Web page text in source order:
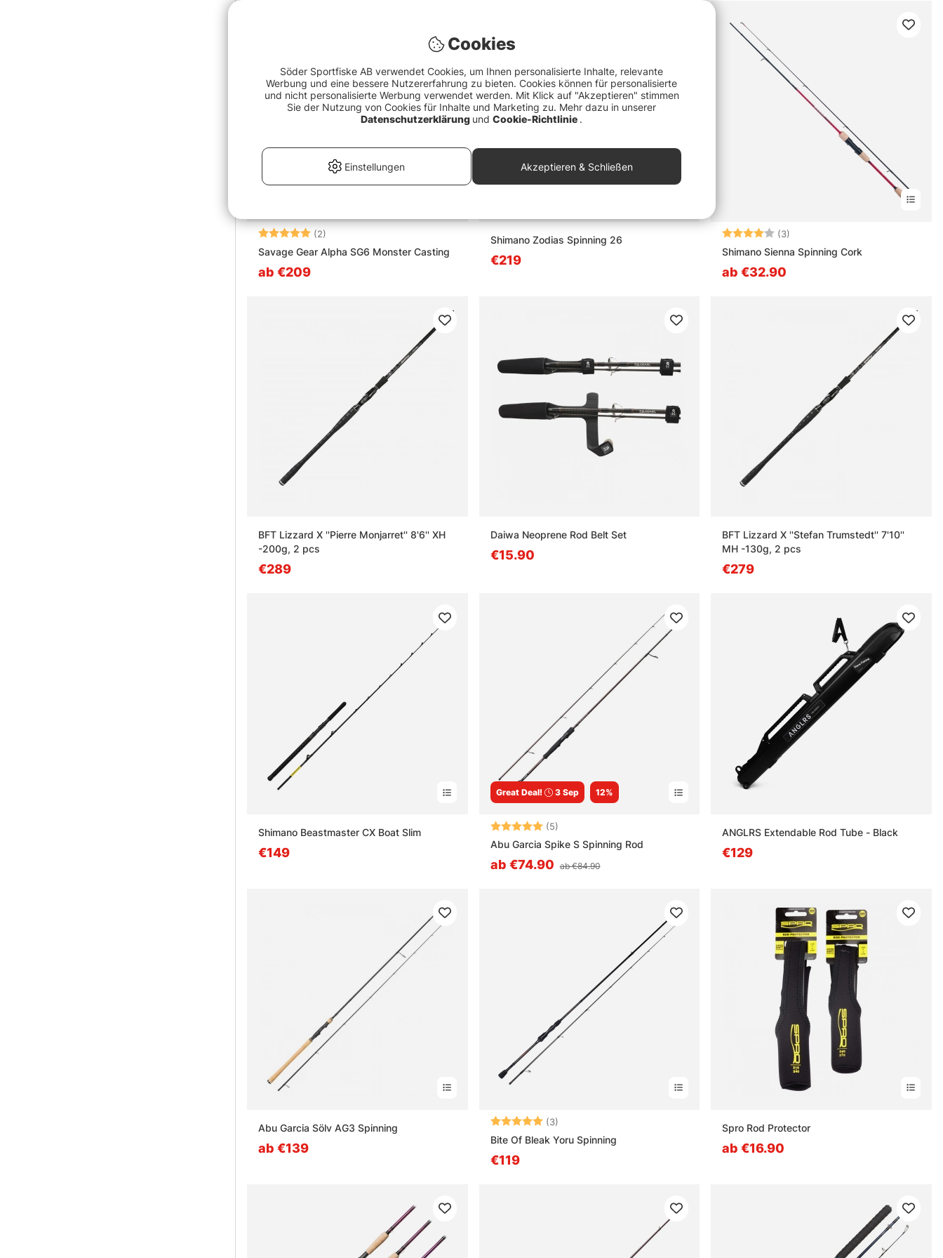
Bewertung: (2)
Savage Gear Alpha SG6 Monster Casting
ab €209
Shimano Zodias Spinning 26
€219
Bewertung: (3)
Shimano Sienna Spinning Cork
ab €32.90
BFT Lizzard X ''Pierre Monjarret'' 8'6'' XH
-200g, 2 pcs
€289
Daiwa Neoprene Rod Belt Set
€15.90
BFT Lizzard X ''Stefan Trumstedt'' 7'10''
MH -130g, 2 pcs
€279
Shimano Beastmaster CX Boat Slim
€149
Great Deal! 3 Sep 12%
Bewertung:(5)
Abu Garcia Spike S Spinning Rod
ab €74.90 ab €84.90
ANGLRS Extendable Rod Tube - Black
€129
Abu Garcia Sölv AG3 Spinning
ab €139
Bewertung:(3)
Bite Of Bleak Yoru Spinning
€119
Spro Rod Protector
ab €16.90
Cookies
Söder Sportfiske AB verwendet Cookies, um Ihnen personalisierte Inhalte, relevante
Werbung und eine bessere Nutzererfahrung zu bieten. Cookies können für personalisierte
und nicht personalisierte Werbung verwendet werden. Mit Klick auf "Akzeptieren" stimmen
Sie der Nutzung von Cookies für Inhalte und Marketing zu. Mehr dazu in unserer
Datenschutzerklärung und Cookie-Richtlinie .
Einstellungen Akzeptieren & Schließen